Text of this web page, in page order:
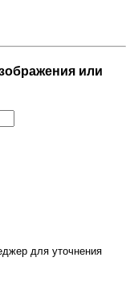
или
для уточнения